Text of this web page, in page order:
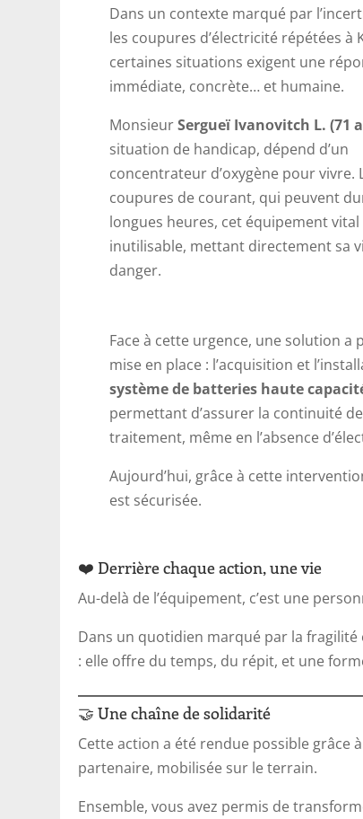
Dans un contexte marqué par
les coupures d’électricité répétées à
certaines situations exigent une
immédiate, concrète… et humaine.
MonsieurSergueï Ivanоvitch L. (71
situation de handicap, dépend d’un
concentrateur d’oxygène pour vivre.
coupures de courant, qui peuvent
longues heures, cet équipement
inutilisable, mettant directement sa
danger.
Face à cette urgence, une solution a
mise en place : l’acquisition et
système de batteries haute
permettant d’assurer la continuité
traitement, même en l’absence
Aujourd’hui, grâce à cette
est sécurisée.
❤️ Derrière chaque action, une vie
Au-delà de l’équipement, c’est une
Dans un quotidien marqué par la
: elle offre du temps, du répit, et une
🤝 Une chaîne de solidarité
Cette action a été rendue possible grâce
partenaire, mobilisée sur le terrain.
Ensemble, vous avez permis de